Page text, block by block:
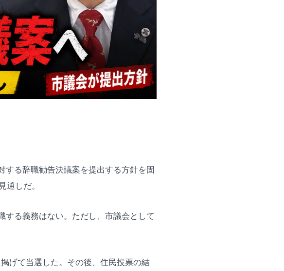
る辞職勧告決議案を提出する方針を固
通しだ。
する義務はない。ただし、市議会として
げて当選した。その後、住民投票の結